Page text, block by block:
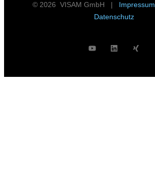
© 2026 VISAM GmbH | Impressum
Datenschutz